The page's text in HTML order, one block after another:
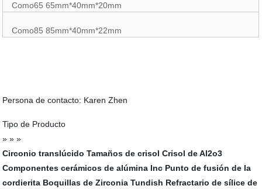
Como65 65mm*40mm*20mm
Como85 85mm*40mm*22mm
Persona de contacto: Karen Zhen
Tipo de Producto
» » »
Circonio translúcido Tamaños de crisol Crisol de Al2o3
Componentes cerámicos de alúmina Inc Punto de fusión de la
cordierita Boquillas de Zirconia Tundish Refractario de sílice de